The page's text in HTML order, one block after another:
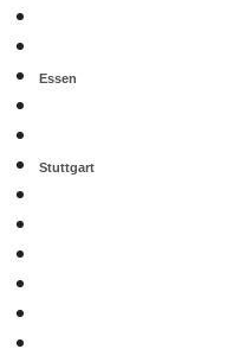
Essen
Stuttgart